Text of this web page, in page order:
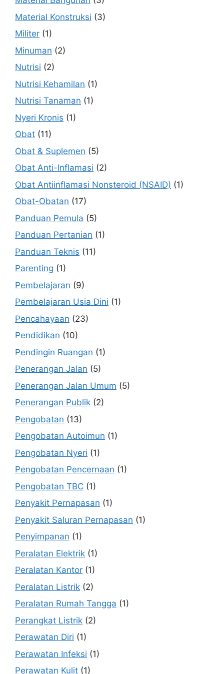
Material Konstruksi (3)
Militer (1)
Minuman (2)
Nutrisi (2)
Nutrisi Kehamilan (1)
Nutrisi Tanaman (1)
Nyeri Kronis (1)
Obat (11)
Obat & Suplemen (5)
Obat Anti-Inflamasi (2)
Obat Antiinflamasi Nonsteroid (NSAID) (1)
Obat-Obatan (17)
Panduan Pemula (5)
Panduan Pertanian (1)
Panduan Teknis (11)
Parenting (1)
Pembelajaran (9)
Pembelajaran Usia Dini (1)
Pencahayaan (23)
Pendidikan (10)
Pendingin Ruangan (1)
Penerangan Jalan (5)
Penerangan Jalan Umum (5)
Penerangan Publik (2)
Pengobatan (13)
Pengobatan Autoimun (1)
Pengobatan Nyeri (1)
Pengobatan Pencernaan (1)
Pengobatan TBC (1)
Penyakit Pernapasan (1)
Penyakit Saluran Pernapasan (1)
Penyimpanan (1)
Peralatan Elektrik (1)
Peralatan Kantor (1)
Peralatan Listrik (2)
Peralatan Rumah Tangga (1)
Perangkat Listrik (2)
Perawatan Diri (1)
Perawatan Infeksi (1)
Perawatan Kulit (1)